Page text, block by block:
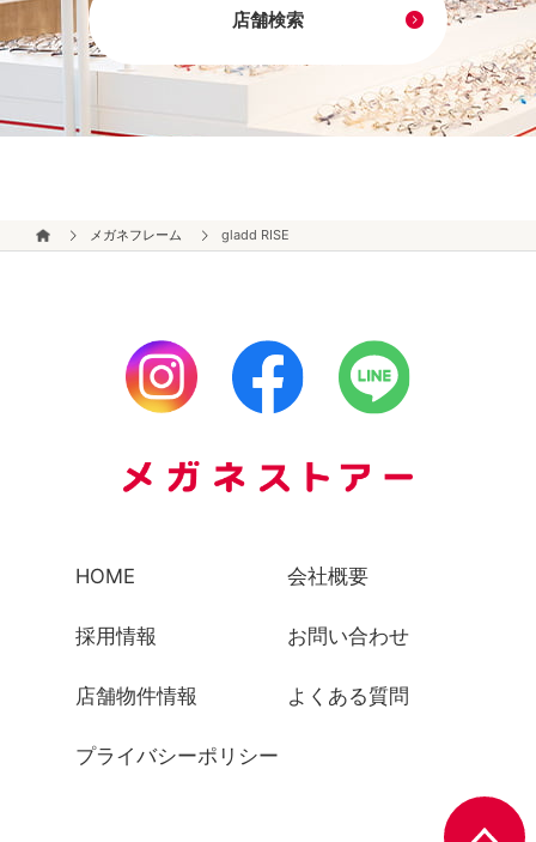
店舗検索
メガネフレーム gladd RISE
HOME 会社概要
採用情報 お問い合わせ
店舗物件情報 よくある質問
プライバシーポリシー